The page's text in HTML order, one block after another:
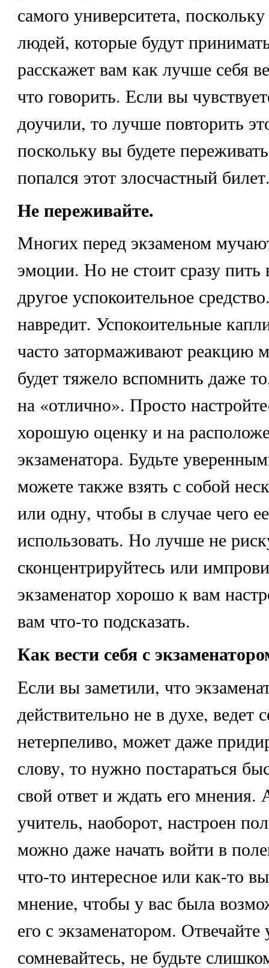
самого университета,
людей, которые будут
расскажет вам как лучше себя
что говорить. Если вы
доучили, то лучше повторить
поскольку вы будете
попался этот злосчастный
Не переживайте.
Многих перед экзаменом
эмоции. Но не стоит сразу пить
другое успокоительное
навредит. Успокоительные
часто затормаживают реакцию
будет тяжело вспомнить даже
на «отлично». Просто
хорошую оценку и на
экзаменатора. Будьте
можете также взять с собой
или одну, чтобы в случае чего
использовать. Но лучше не
сконцентрируйтесь или
экзаменатор хорошо к вам
вам что-то подсказать.
Как вести себя с
Если вы заметили, что
действительно не в духе, ведет
нетерпеливо, может даже
слову, то нужно постараться
свой ответ и ждать его мнения.
учитель, наоборот, настроен
можно даже начать войти в
что-то интересное или как-то
мнение, чтобы у вас была
его с экзаменатором.
сомневайтесь, не будьте